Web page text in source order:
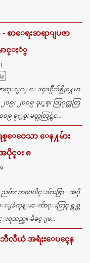
စာေရးဆရာျပဇာ
မာင္ႏံွ
တ္ႏွင့္ ေဒၚခင္မ်ိဳးခ်စ္တို႔ေမာ
၉၊ ၂၀၀၉ ခုႏွစ္၊ ဩဂုတ္လတြ
ႏွစ္၊ မတ္လတြင္က်င...
စ္ေဝေသာ ေန႔မ်ား
အပိုင္း ၈
း ဘဝေပါင္းမ်ားစြာ - အပို
းျခံကုန္းေက်ာင္းတြင္ ရွစ္တ
ရသည္။ မိခင္ျဖ...
ဘီလီယံ အရံႈးေပၚေန